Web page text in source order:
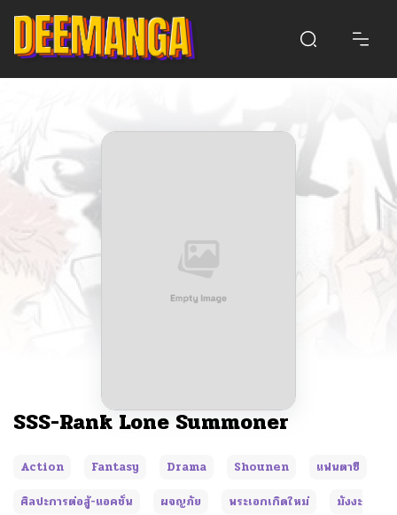
SSS-Rank Lone Summoner
Action Fantasy Drama Shounen
แฟนตาซี
ศิลปะการต่อสู้-แอคชั่น
ผจญภัย พระเอกเกิดใหม่
มังงะ